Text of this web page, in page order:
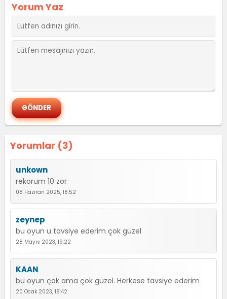
Yorumlar (3)
unkown
rekorum 10 zor
08 Haziran 2025, 18:52
zeynep
bu oyun u tavsiye ederim çok güzel
28 Mayıs 2023, 19:22
KAAN
bu oyun çok ama çok güzel. Herkese tavsiye ederim
20 Ocak 2023, 18:42
Yorum Yaz